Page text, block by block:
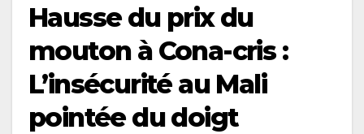
Hausse du prix du
mouton à Cona-cris :
L’insécurité au Mali
pointée du doigt